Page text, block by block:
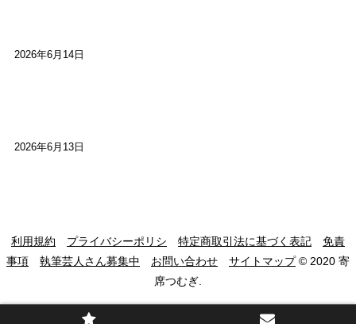
2026年6月14日
2026年6月13日
利用規約 プライバシーポリシ 特定商取引法に基づく表記
免責
事項
執筆芸人さん募集中 お問い合わせ サイトマップ© 2020 寄
席つむぎ.